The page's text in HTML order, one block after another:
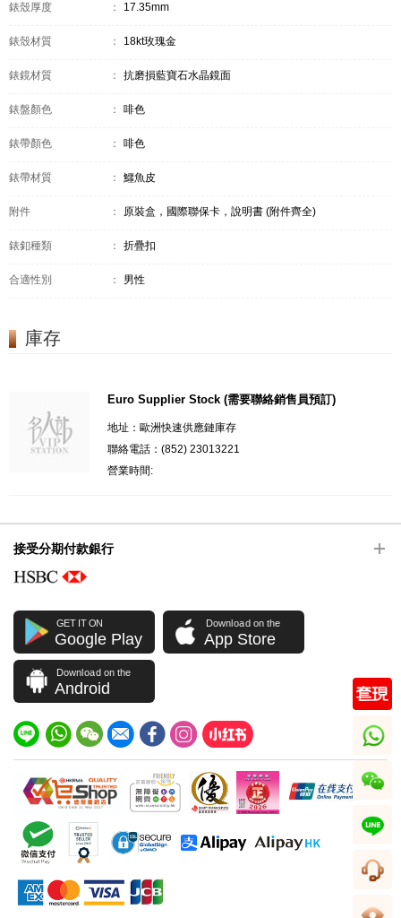
錶殼厚度 ： 17.35mm
錶殼材質 ： 18kt玫瑰金
錶鏡材質 ： 抗磨損藍寶石水晶鏡面
錶盤顏色 ： 啡色
錶帶顏色 ： 啡色
錶帶材質 ： 鱷魚皮
附件 ： 原裝盒，國際聯保卡，說明書 (附件齊全)
錶釦種類 ： 折疊扣
合適性別 ： 男性
庫存
Euro Supplier Stock (需要聯絡銷售員預訂)
地址：歐洲快速供應鏈庫存
聯絡電話：(852) 23013221
營業時間:
接受分期付款銀行
GET IT ON
Google Play
Download on the
App Store
Download on the
Android
whatsapp